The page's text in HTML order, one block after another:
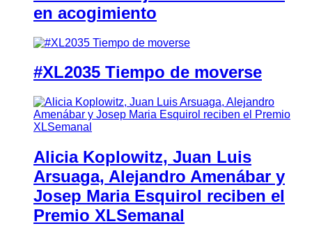
en acogimiento
#XL2035 Tiempo de moverse
Alicia Koplowitz, Juan Luis
Arsuaga, Alejandro Amenábar y
Josep Maria Esquirol reciben el
Premio XLSemanal